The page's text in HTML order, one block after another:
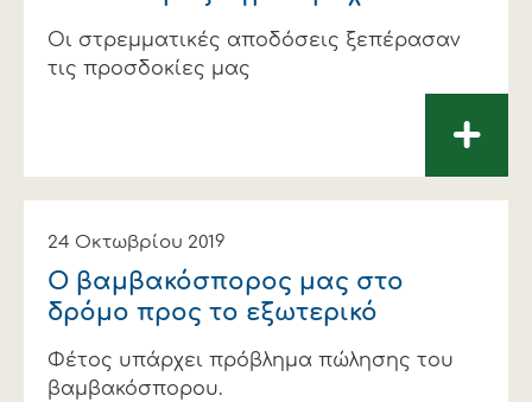
Οι στρεμματικές αποδόσεις ξεπέρασαν
τις προσδοκίες μας
+
24 Οκτωβρίου 2019
Ο βαμβακόσπορος μας στο
δρόμο προς το εξωτερικό
Φέτος υπάρχει πρόβλημα πώλησης του
βαμβακόσπορου.